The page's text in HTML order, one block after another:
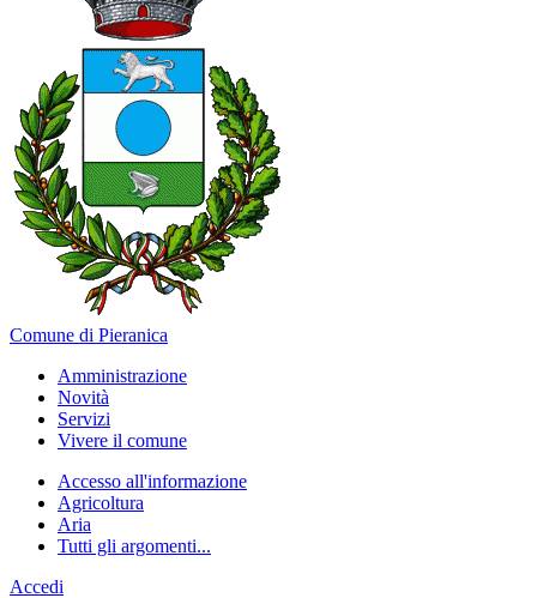
Comune di Pieranica
Amministrazione
Novità
Servizi
Vivere il comune
Accesso all'informazione
Agricoltura
Aria
Tutti gli argomenti...
Accedi